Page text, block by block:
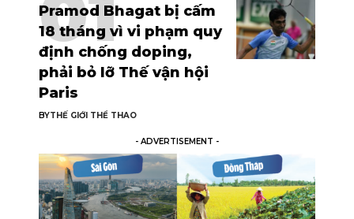
Pramod Bhagat bị cấm
18 tháng vì vi phạm quy
định chống doping,
phải bỏ lỡ Thế vận hội
Paris
BYTHẾ GIỚI THỂ THAO
- ADVERTISEMENT -